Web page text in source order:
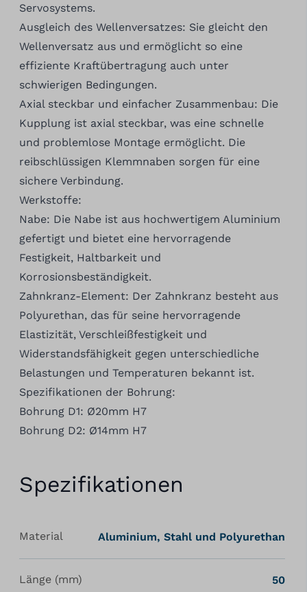
Servosystems.
Ausgleich des Wellenversatzes: Sie gleicht den
Wellenversatz aus und ermöglicht so eine
effiziente Kraftübertragung auch unter
schwierigen Bedingungen.
Axial steckbar und einfacher Zusammenbau: Die
Kupplung ist axial steckbar, was eine schnelle
und problemlose Montage ermöglicht. Die
reibschlüssigen Klemmnaben sorgen für eine
sichere Verbindung.
Werkstoffe:
Nabe: Die Nabe ist aus hochwertigem Aluminium
gefertigt und bietet eine hervorragende
Festigkeit, Haltbarkeit und
Korrosionsbeständigkeit.
Zahnkranz-Element: Der Zahnkranz besteht aus
Polyurethan, das für seine hervorragende
Elastizität, Verschleißfestigkeit und
Widerstandsfähigkeit gegen unterschiedliche
Belastungen und Temperaturen bekannt ist.
Spezifikationen der Bohrung:
Bohrung D1: Ø20mm H7
Bohrung D2: Ø14mm H7
Spezifikationen
Material Aluminium, Stahl und Polyurethan
Länge (mm) 50